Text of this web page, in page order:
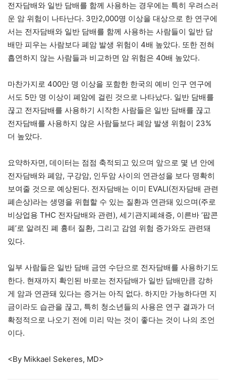
전자담배와 일반 담배를 함께 사용하는 경우에는 특히 우려스러
운 암 위험이 나타난다. 3만2,000명 이상을 대상으로 한 연구에
서는 전자담배와 일반 담배를 함께 사용하는 사람들이 일반 담
배만 피우는 사람보다 폐암 발생 위험이 4배 높았다. 또한 전혀
흡연하지 않는 사람들과 비교하면 암 위험은 40배 높았다.
마찬가지로 400만 명 이상을 포함한 한국의 예비 인구 연구에
서도 5만 명 이상이 폐암에 걸린 것으로 나타났다. 일반 담배를
끊고 전자담배를 사용하기 시작한 사람들은 일반 담배를 끊고
전자담배를 사용하지 않은 사람들보다 폐암 발생 위험이 23%
더 높았다.
요약하자면, 데이터는 점점 축적되고 있으며 앞으로 몇 년 안에
전자담배와 폐암, 구강암, 인두암 사이의 연관성을 보다 명확히
보여줄 것으로 예상된다. 전자담배는 이미 EVALI(전자담배 관련
폐손상)라는 생명을 위협할 수 있는 질환과 연관돼 있으며(주로
비상업용 THC 전자담배와 관련), 세기관지폐쇄증, 이른바 ‘팝콘
폐’로 알려진 폐 흉터 질환, 그리고 감염 위험 증가와도 관련돼
있다.
일부 사람들은 일반 담배 금연 수단으로 전자담배를 사용하기도
한다. 현재까지 확인된 바로는 전자담배가 일반 담배만큼 강하
게 암과 연관돼 있다는 증거는 아직 없다. 하지만 가능하다면 지
금이라도 습관을 끊고, 특히 청소년들의 사용은 연구 결과가 더
확정적으로 나오기 전에 미리 막는 것이 좋다는 것이 나의 조언
이다.
<By Mikkael Sekeres, MD>